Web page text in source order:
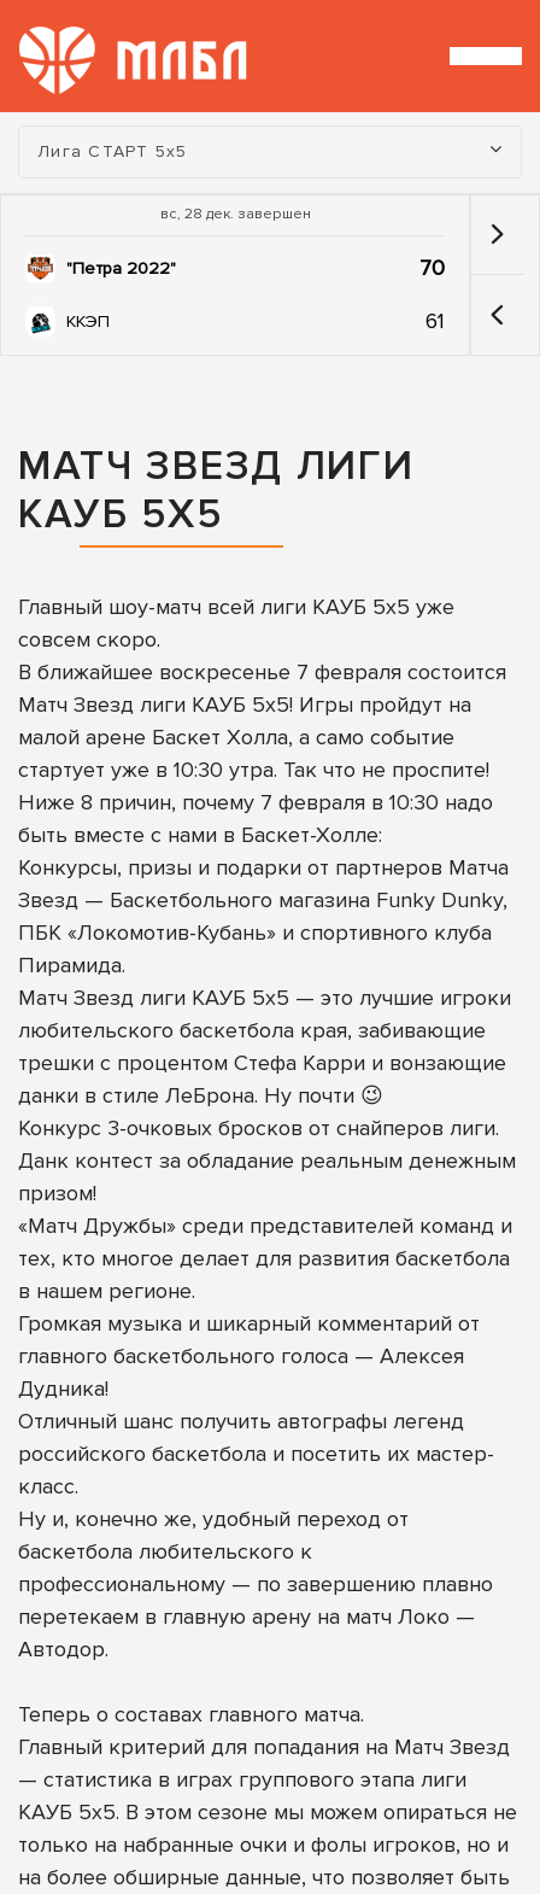
Турнир:
Лига СТАРТ 5х5
вс, 28 дек. завершен
"Петра 2022" 70
ККЭП 61
МАТЧ ЗВЕЗД ЛИГИ
КАУБ 5Х5
Главный шоу-матч всей лиги КАУБ 5х5 уже
совсем скоро.
В ближайшее воскресенье 7 февраля состоится
Матч Звезд лиги КАУБ 5х5! Игры пройдут на
малой арене Баскет Холла, а само событие
стартует уже в 10:30 утра. Так что не проспите!
Ниже 8 причин, почему 7 февраля в 10:30 надо
быть вместе с нами в Баскет-Холле:
Конкурсы, призы и подарки от партнеров Матча
Звезд — Баскетбольного магазина Funky Dunky,
ПБК «Локомотив-Кубань» и спортивного клуба
Пирамида.
Матч Звезд лиги КАУБ 5х5 — это лучшие игроки
любительского баскетбола края, забивающие
трешки с процентом Стефа Карри и вонзающие
данки в стиле ЛеБрона. Ну почти 😉
Конкурс 3-очковых бросков от снайперов лиги.
Данк контест за обладание реальным денежным
призом!
«Матч Дружбы» среди представителей команд и
тех, кто многое делает для развития баскетбола
в нашем регионе.
Громкая музыка и шикарный комментарий от
главного баскетбольного голоса — Алексея
Дудника!
Отличный шанс получить автографы легенд
российского баскетбола и посетить их мастер-
класс.
Ну и, конечно же, удобный переход от
баскетбола любительского к
профессиональному — по завершению плавно
перетекаем в главную арену на матч Локо —
Автодор.
Теперь о составах главного матча.
Главный критерий для попадания на Матч Звезд
— статистика в играх группового этапа лиги
КАУБ 5х5. В этом сезоне мы можем опираться не
только на набранные очки и фолы игроков, но и
на более обширные данные, что позволяет быть